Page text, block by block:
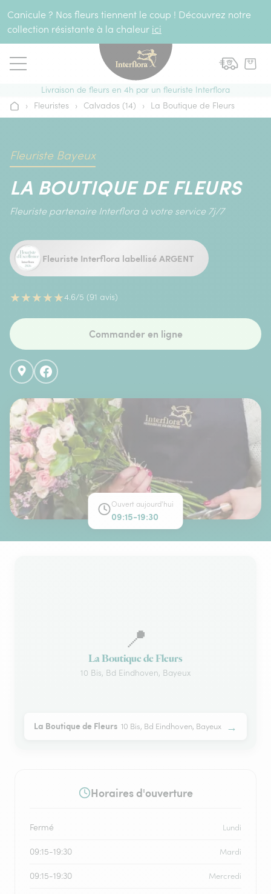
Canicule ? Nos fleurs tiennent le coup ! Découvrez notre
collection résistante à la chaleur ici
Livraison de fleurs en 4h par un fleuriste Interflora
Accueil
› Fleuristes › Calvados (14) › La Boutique de Fleurs
Fleuriste Bayeux
LA BOUTIQUE DE FLEURS
Fleuriste partenaire Interflora à votre service 7j/7
Fleuriste Interflora labellisé ARGENT
★★★★★4.6/5 (91 avis)
Commander en ligne
Ouvert aujourd'hui
09:15-19:30
📍
La Boutique de Fleurs
10 Bis, Bd Eindhoven, Bayeux
La Boutique de Fleurs 10 Bis, Bd Eindhoven, Bayeux →
Horaires d'ouverture
Fermé Lundi
09:15-19:30 Mardi
09:15-19:30 Mercredi